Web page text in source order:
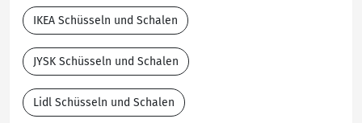
IKEA Schüsseln und Schalen
JYSK Schüsseln und Schalen
Lidl Schüsseln und Schalen